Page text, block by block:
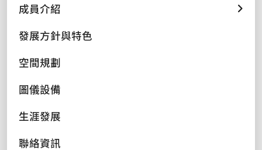
成員介紹
發展方針與特色
空間規劃
圖儀設備
生涯發展
聯絡資訊